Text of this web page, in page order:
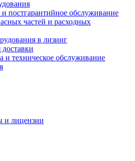
постгарантийное обслуживание
частей и расходных
в лизинг
и техническое обслуживание
и лицензии